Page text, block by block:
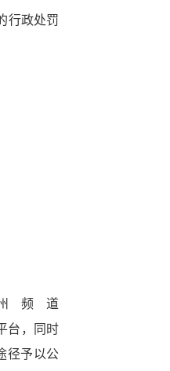
行政处罚
频道
台，同时
径予以公